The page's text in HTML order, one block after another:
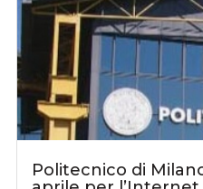
Politecnico di